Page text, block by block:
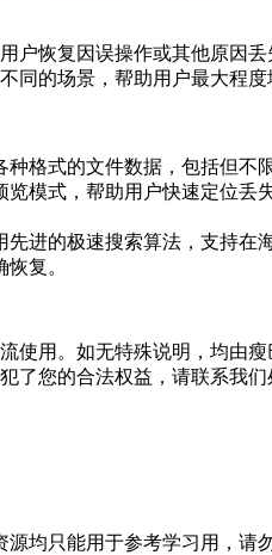
户恢复因误操作或其他原因
同的场景，帮助用户最大程度
种格式的文件数据，包括但不
览模式，帮助用户快速定位丢
先进的极速搜索算法，支持在
复。
使用。如无特殊说明，均由
了您的合法权益，请联系我们
均只能用于参考学习用，请